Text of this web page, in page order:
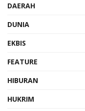
DAERAH
DUNIA
EKBIS
FEATURE
HIBURAN
HUKRIM